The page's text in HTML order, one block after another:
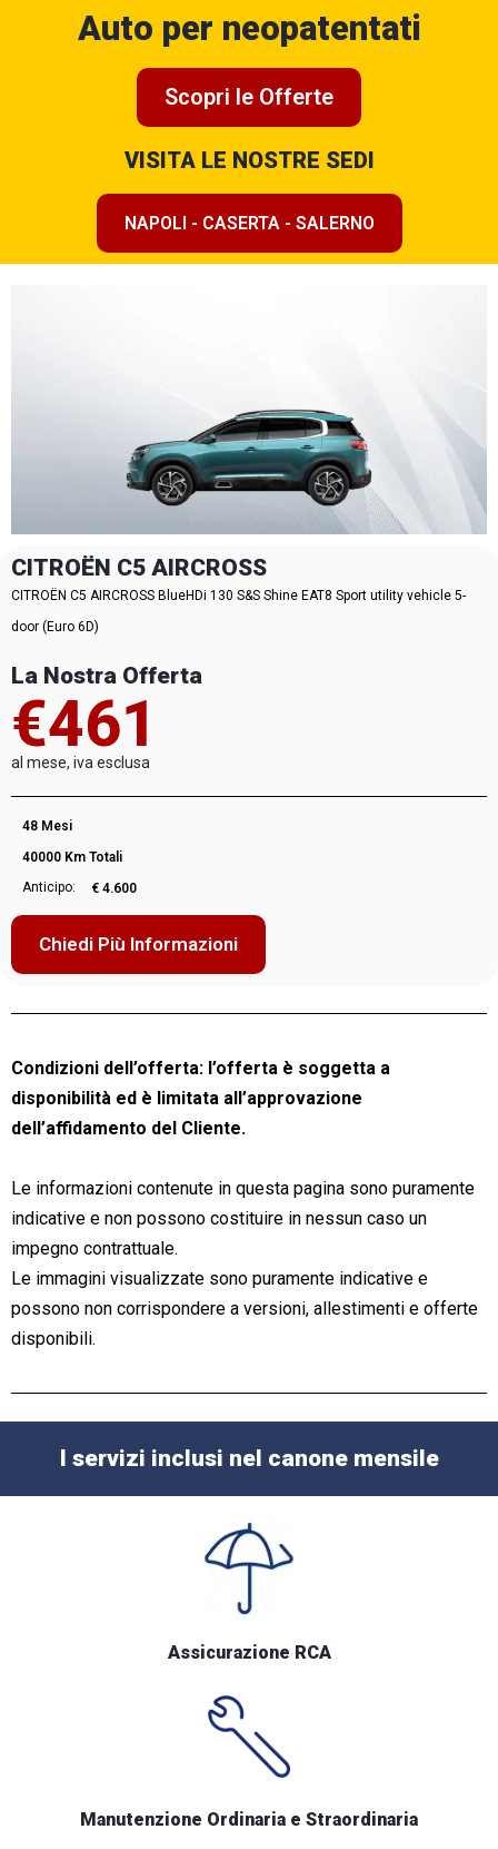
Auto per neopatentati
Scopri le Offerte
VISITA LE NOSTRE SEDI
NAPOLI - CASERTA - SALERNO
CITROËN C5 AIRCROSS
CITROËN C5 AIRCROSS BlueHDi 130 S&S Shine EAT8 Sport utility vehicle 5-
door (Euro 6D)
La Nostra Offerta
€461
al mese, iva esclusa
48 Mesi
40000 Km Totali
Anticipo:
€ 4.600
Chiedi Più Informazioni
Condizioni dell’offerta: l’offerta è soggetta a
disponibilità ed è limitata all’approvazione
dell’affidamento del Cliente.
Le informazioni contenute in questa pagina sono puramente
indicative e non possono costituire in nessun caso un
impegno contrattuale.
Le immagini visualizzate sono puramente indicative e
possono non corrispondere a versioni, allestimenti e offerte
disponibili.
I servizi inclusi nel canone mensile
Assicurazione RCA
Manutenzione Ordinaria e Straordinaria